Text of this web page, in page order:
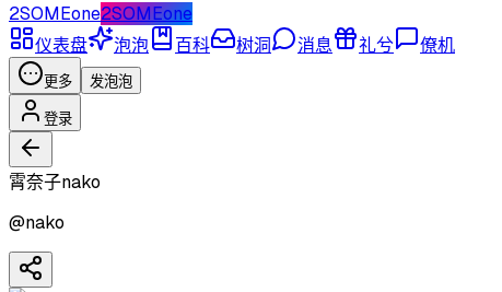
2SOMEone2SOMEone
仪表盘
泡泡 百科 树洞 消息 礼兮 僚机
更多 发泡泡
登录
霄奈子nako
@nako